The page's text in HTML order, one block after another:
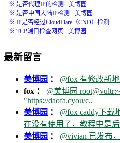
※ 是否代理IP的检测 - 美博园
※ 是否中国大陆IP检测 - 美博园
※ IP是否经过CloudFlare（CND）检测
※ TCP端口检查网页 - 美博园
最新留言
美博园 ： @fox 有修改新
fox ： @美博园
"https://daofa.cyou/c..
美博园 ： @fox caddy下
在没有使用了，教程中是
美博园 ： @vivian 已发布